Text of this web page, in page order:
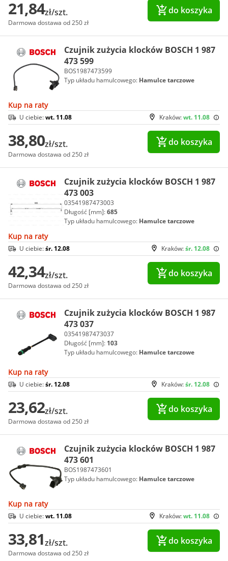
21,84zł/szt.
Darmowa dostawa od 250 zł
do koszyka
Czujnik zużycia klocków BOSCH 1 987
473 599
BOS1987473599
Typ układu hamulcowego: Hamulce tarczowe
Kup na raty
Kraków:wt. 11.08
U ciebie:wt. 11.08
38,80zł/szt.
Darmowa dostawa od 250 zł
do koszyka
Czujnik zużycia klocków BOSCH 1 987
473 003
03541987473003
Długość [mm]:685
Typ układu hamulcowego: Hamulce tarczowe
Kup na raty
Kraków:śr. 12.08
U ciebie:śr. 12.08
42,34zł/szt.
Darmowa dostawa od 250 zł
do koszyka
Czujnik zużycia klocków BOSCH 1 987
473 037
03541987473037
Długość [mm]: 103
Typ układu hamulcowego: Hamulce tarczowe
Kup na raty
Kraków:śr. 12.08
U ciebie:śr. 12.08
23,62zł/szt.
Darmowa dostawa od 250 zł
do koszyka
Czujnik zużycia klocków BOSCH 1 987
473 601
BOS1987473601
Typ układu hamulcowego: Hamulce tarczowe
Kup na raty
Kraków:wt. 11.08
U ciebie:wt. 11.08
33,81zł/szt.
Darmowa dostawa od 250 zł
do koszyka